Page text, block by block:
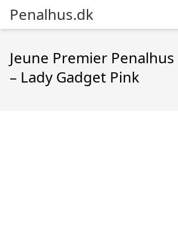
Penalhus.dk
Jeune Premier
– Lady Gadget Pink